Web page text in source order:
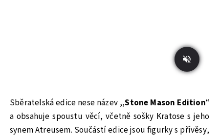
Sběratelská edice nese název ,,Stone Mason Edition“
a obsahuje spoustu věcí, včetně sošky Kratose s jeho
synem Atreusem. Součástí edice jsou figurky s přívěsy,